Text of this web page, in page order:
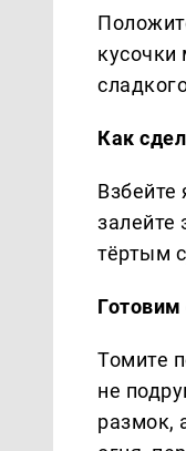
Как
Взбейте
залейте
тёртым
Томите
не
размок,